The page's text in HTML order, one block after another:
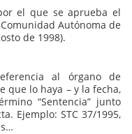
el que se aprueba el
Autónoma de
de 1998).
al órgano de
que lo haya – y la fecha,
“Sentencia” junto
Ejemplo: STC 37/1995,